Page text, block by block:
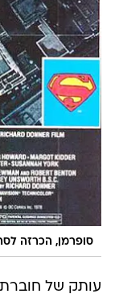
סופרמן, הכרזה
עותק של